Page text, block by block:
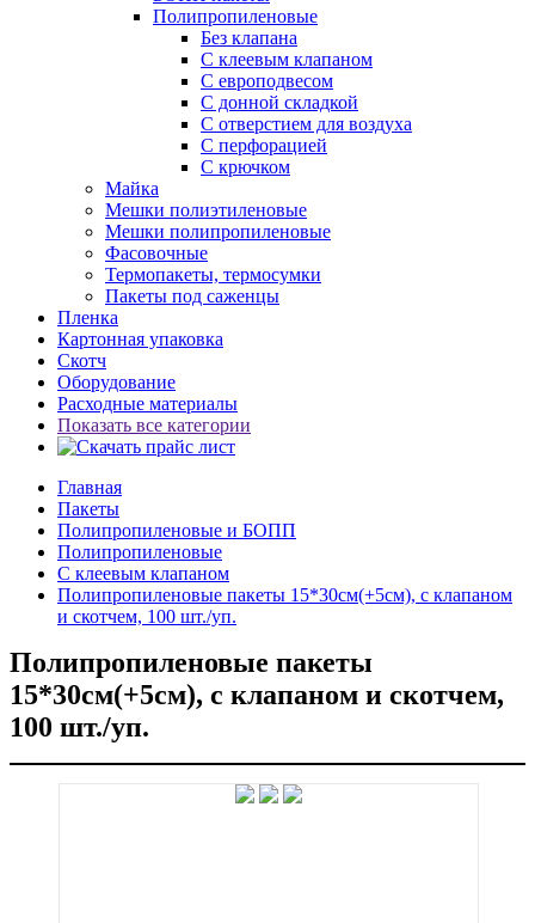
Полипропиленовые
Без клапана
C клеевым клапаном
С европодвесом
С донной складкой
С отверстием для воздуха
С перфорацией
С крючком
Майка
Мешки полиэтиленовые
Мешки полипропиленовые
Фасовочные
Термопакеты, термосумки
Пакеты под саженцы
Пленка
Картонная упаковка
Скотч
Оборудование
Расходные материалы
Показать все категории
Главная
Пакеты
Полипропиленовые и БОПП
Полипропиленовые
C клеевым клапаном
Полипропиленовые пакеты 15*30см(+5см), с клапаном
и скотчем, 100 шт./уп.
Полипропиленовые пакеты
15*30см(+5см), с клапаном и скотчем,
100 шт./уп.